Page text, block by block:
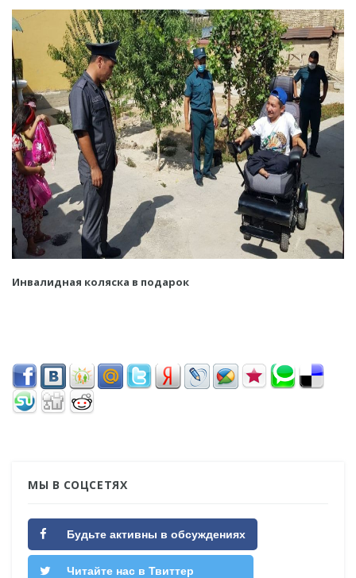
Инвалидная коляска в подарок
МЫ В СОЦСЕТЯХ
Будьте активны в обсуждениях
Читайте нас в Твиттер